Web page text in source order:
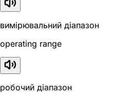
вимірювальний діапазон
operating range
робочий діапазон